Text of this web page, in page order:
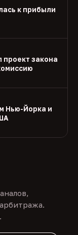
к прибыли
закона
Нью-Йорка и